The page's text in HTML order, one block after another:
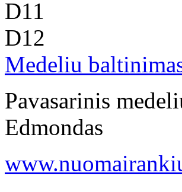
D11
D12
Medeliu
Pavasarinis
Edmondas